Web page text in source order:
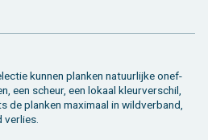
kun­nen plan­ken na­tuur­lij­ke on­ef­
een scheur, een lo­kaal kleur­ver­schil,
de plan­ken maxi­maal in wild­ver­band,
ver­lies.